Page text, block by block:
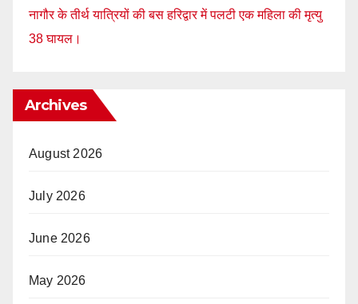
नागौर के तीर्थ यात्रियों की बस हरिद्वार में पलटी एक महिला की मृत्यु
38 घायल।
Archives
August 2026
July 2026
June 2026
May 2026